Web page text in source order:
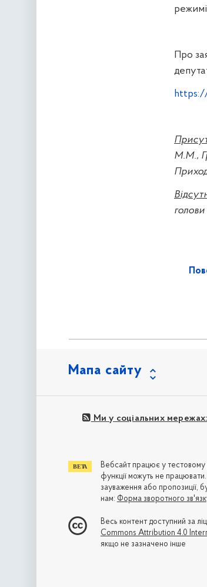
Про
М.М.,
голови
Мапа сайту
Ми у соціальних мережах:
Вебсайт працює у тестовому
функції можуть не
зауваження або пропозиції,
нам: Форма зворотного
Весь контент доступний за
Commons Attribution 4.0
якщо не зазначено інше